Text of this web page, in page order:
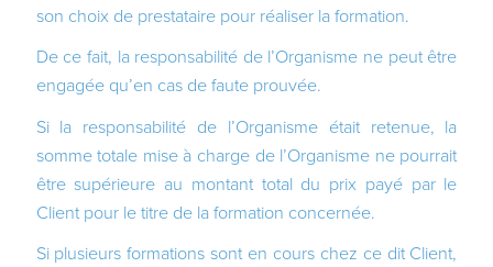
son choix de prestataire pour réaliser la formation.
De ce fait, la responsabilité de l’Organisme ne peut être
engagée qu’en cas de faute prouvée.
Si la responsabilité de l’Organisme était retenue, la
somme totale mise à charge de l’Organisme ne pourrait
être supérieure au montant total du prix payé par le
Client pour le titre de la formation concernée.
Si plusieurs formations sont en cours chez ce dit Client,